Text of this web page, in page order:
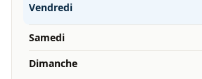
Vendredi
Samedi
Dimanche